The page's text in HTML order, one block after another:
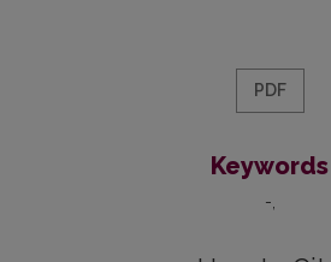
PDF
Keywords
-